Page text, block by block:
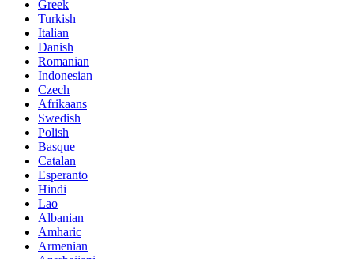
Greek
Turkish
Italian
Danish
Romanian
Indonesian
Czech
Afrikaans
Swedish
Polish
Basque
Catalan
Esperanto
Hindi
Lao
Albanian
Amharic
Armenian